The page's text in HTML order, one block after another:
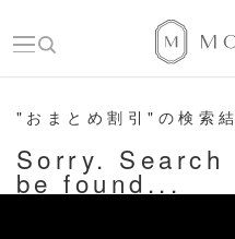
"おまとめ割引"の検索
Sorry.
be found...